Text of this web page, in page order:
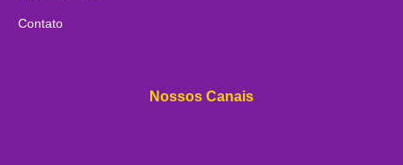
Contato
Nossos Canais